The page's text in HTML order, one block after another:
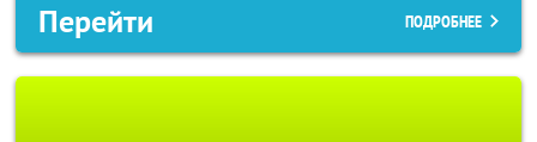
Перейти ПОДРОБНЕЕ